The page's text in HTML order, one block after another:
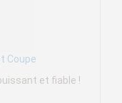
Coupe
et fiable !